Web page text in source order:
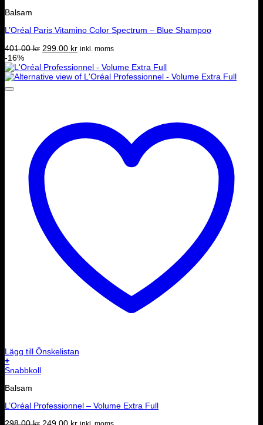
Balsam
L’Oréal Paris Vitamino Color Spectrum – Blue Shampoo
401.00kr Det
priset
var:
299.00 krDet
priset
är:
inkl. moms
-16%
Lägg till Önskelistan
+
Snabbkoll
Balsam
L’Oréal Professionnel – Volume Extra Full
Det
Det